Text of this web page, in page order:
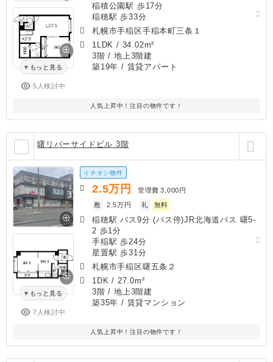
もっと見る
5人検討中
稲積公園駅 歩17分
稲穂駅 歩33分
札幌市手稲区手稲本町三条１
1LDK / 34.02m²
3階 / 地上3階建
築19年 / 賃貸アパート
人気上昇中！注目の物件です！
曙リバーサイドビル 3階
もっと見る
7人検討中
イチオシ物件
2.5万円 管理費 3,000円
敷
2.5万円 礼 無料
稲穂駅 バス9分 (バス停)JR北海道バス 曙5-
2 歩1分
手稲駅 歩24分
星置駅 歩31分
札幌市手稲区曙五条２
1DK / 27.0m²
3階 / 地上3階建
築35年 / 賃貸マンション
人気上昇中！注目の物件です！